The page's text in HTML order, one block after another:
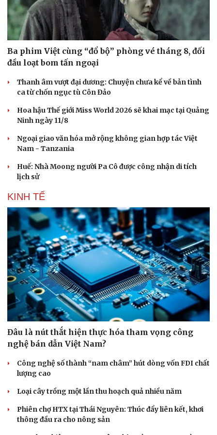
Thông tin doanh nghiệp
Doanh nghiệp 24h
Doanh nhân
Vì cộng đồng
Sành điệu
Tin Công nghệ
Trải nghiệm
Chuyển đổi số
Ba phim Việt cùng “đổ bộ” phòng vé tháng 8, đối
đầu loạt bom tấn ngoại
Thanh âm vượt đại dương: Chuyện chưa kể về bản tình
ca từ chốn ngục tù Côn Đảo
Hoa hậu Thế giới Miss World 2026 sẽ khai mạc tại Quảng
Ninh ngày 11/8
Ngoại giao văn hóa mở rộng không gian hợp tác Việt
Nam - Tanzania
Huế: Nhà Moong người Pa Cô được công nhận di tích
lịch sử
KINH TẾ
Đâu là nút thắt hiện thực hóa tham vọng công
nghệ bán dẫn Việt Nam?
Công nghệ số thành “nam châm” hút dòng vốn FDI chất
lượng cao
Loại cây trồng một lần thu hoạch quả nhiều năm
Phiên chợ HTX tại Thái Nguyên: Thúc đẩy liên kết, khơi
thông đầu ra cho nông sản